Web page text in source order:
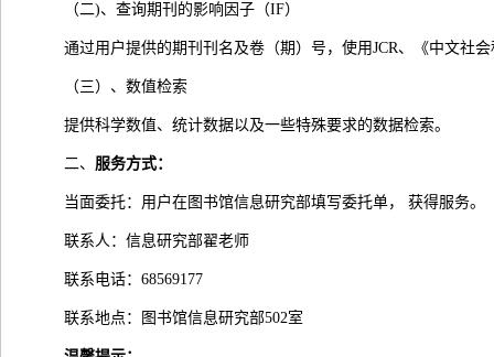
（二)、查询期刊的影响因子（IF）
通过用户提供的期刊刊名及卷（期）号，使用JCR、《中文社
（三）、数值检索
提供科学数值、统计数据以及一些特殊要求的数据检索。
二、 服务方式：
当面委托：用户在图书馆信息研究部填写委托单， 获得服务。
联系人：信息研究部翟老师
联系电话：68569177
联系地点：图书馆信息研究部502室